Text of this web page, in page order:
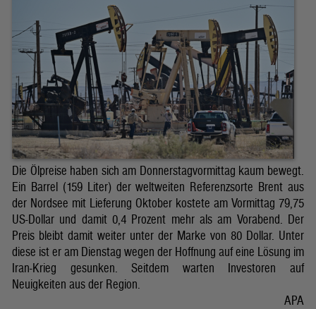
Die Ölpreise haben sich am Donnerstagvormittag kaum bewegt.
Ein Barrel (159 Liter) der weltweiten Referenzsorte Brent aus
der Nordsee mit Lieferung Oktober kostete am Vormittag 79,75
US-Dollar und damit 0,4 Prozent mehr als am Vorabend. Der
Preis bleibt damit weiter unter der Marke von 80 Dollar. Unter
diese ist er am Dienstag wegen der Hoffnung auf eine Lösung im
Iran-Krieg gesunken. Seitdem warten Investoren auf
Neuigkeiten aus der Region.
APA